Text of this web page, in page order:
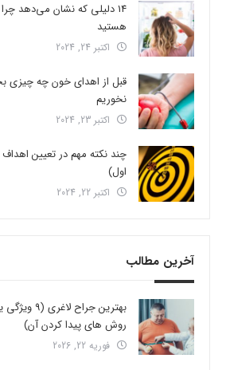
14 دلیلی که نشان می‌دهد
هستید
اکتبر 24, 2024
قبل از اهدای خون چه چیزی
نخوریم
اکتبر 23, 2024
چند نکته مهم در تعیین
اول)
اکتبر 22, 2024
آخرین مطالب
بهترین
روش های پیدا کردن آن)
فوریه 22, 2026